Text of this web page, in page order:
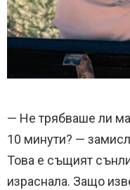
— Не трябваше ли
10 минути? —
Това е същият
израснала. Защо